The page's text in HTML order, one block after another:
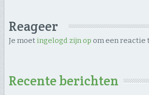
Reageer
Je moet ingelogd zijn op om een reactie
Recente berichten